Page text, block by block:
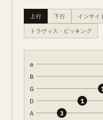
上行 下行 インサイ
トラヴィス・ピッキング
e
B
G
D
A 3
1